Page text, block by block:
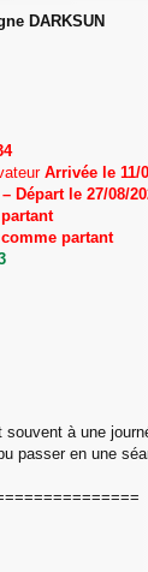
DARKSUN
Arrivée le 11/
Départ le 27/08/
partant
à une
passer en une